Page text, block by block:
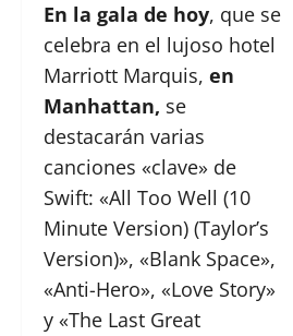
En la gala de hoy, que se
celebra en el lujoso hotel
Marriott Marquis, en
Manhattan, se
destacarán varias
canciones «clave» de
Swift: «All Too Well (10
Minute Version) (Taylor’s
Version)», «Blank Space»,
«Anti-Hero», «Love Story»
y «The Last Great